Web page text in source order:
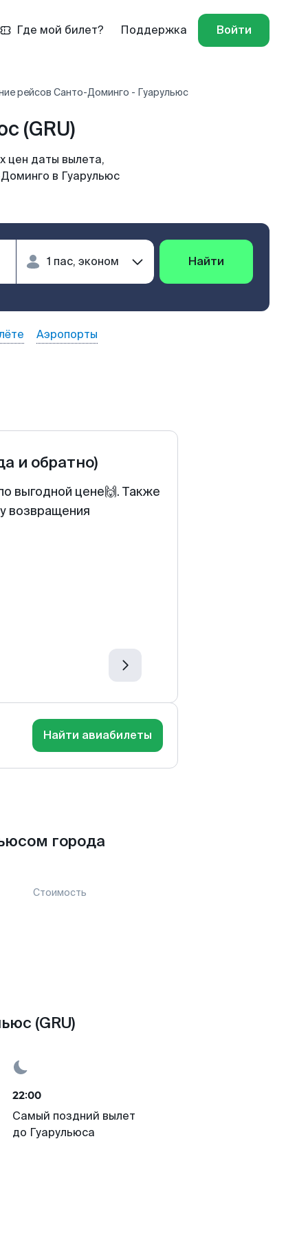
Где мой билет? Поддержка Войти
рейсов Санто-Доминго - Гуарульюс
(GRU)
цен даты вылета,
в Гуарульюс
Найти
Аэропорты
и обратно)
выгодной цене🙌. Также
возвращения
Найти авиабилеты
города
Стоимость
(GRU)
22:00
Самый поздний вылет
до Гуарульюса